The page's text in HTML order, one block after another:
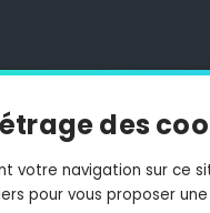
des
votre navigation sur ce
pour vous proposer